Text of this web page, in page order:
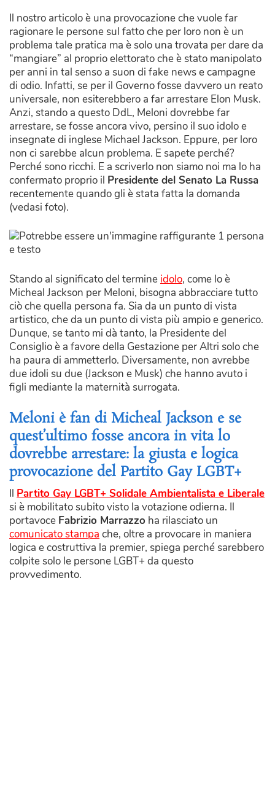
Il nostro articolo è una provocazione che vuole far
ragionare le persone sul fatto che per loro non è un
problema tale pratica ma è solo una trovata per dare da
“mangiare” al proprio elettorato che è stato manipolato
per anni in tal senso a suon di fake news e campagne
di odio. Infatti, se per il Governo fosse davvero un reato
universale, non esiterebbero a far arrestare Elon Musk.
Anzi, stando a questo DdL, Meloni dovrebbe far
arrestare, se fosse ancora vivo, persino il suo idolo e
insegnate di inglese Michael Jackson. Eppure, per loro
non ci sarebbe alcun problema. E sapete perché?
Perché sono ricchi. E a scriverlo non siamo noi ma lo ha
confermato proprio il Presidente del Senato La Russa
recentemente quando gli è stata fatta la domanda
(vedasi foto).
Stando al significato del termine idolo, come lo è
Micheal Jackson per Meloni, bisogna abbracciare tutto
ciò che quella persona fa. Sia da un punto di vista
artistico, che da un punto di vista più ampio e generico.
Dunque, se tanto mi dà tanto, la Presidente del
Consiglio è a favore della Gestazione per Altri solo che
ha paura di ammetterlo. Diversamente, non avrebbe
due idoli su due (Jackson e Musk) che hanno avuto i
figli mediante la maternità surrogata.
Meloni è fan di Micheal Jackson e se
quest’ultimo fosse ancora in vita lo
dovrebbe arrestare: la giusta e logica
provocazione del Partito Gay LGBT+
Il Partito Gay LGBT+ Solidale Ambientalista e Liberale
si è mobilitato subito visto la votazione odierna. Il
portavoce Fabrizio Marrazzo ha rilasciato un
comunicato stampa che, oltre a provocare in maniera
logica e costruttiva la premier, spiega perché sarebbero
colpite solo le persone LGBT+ da questo
provvedimento.